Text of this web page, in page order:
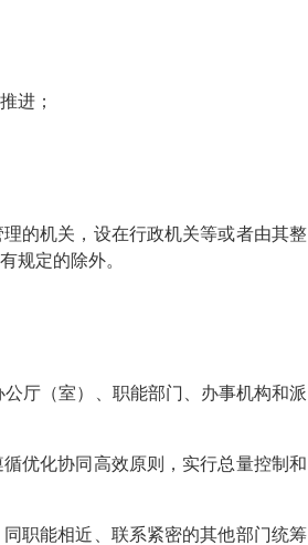
进；
的机关，设在行政机关等或者由其整
规定的除外。
厅（室）、职能部门、办事机构和派
优化协同高效原则，实行总量控制和
职能相近、联系紧密的其他部门统筹